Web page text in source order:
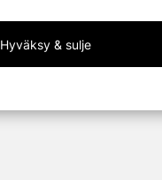
Hyväksy & sulje